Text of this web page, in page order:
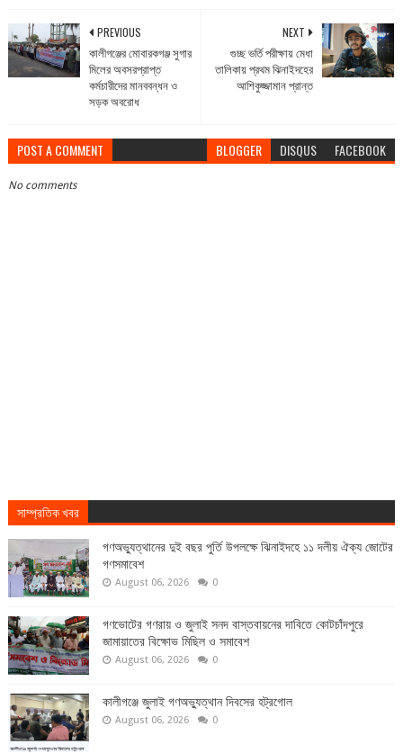
NEXT
গুচ্ছ ভর্তি পরীক্ষায় মেধা
তালিকায় প্রথম ঝিনাইদহের
আশিকুজ্জামান প্রান্ত
PREVIOUS
কালীগঞ্জের মোবারকগঞ্জ সুগার
মিলের অবসরপ্রাপ্ত
কর্মচারীদের মানববন্ধন ও
সড়ক অবরোধ
POST A COMMENT BLOGGER DISQUS FACEBOOK
No comments
সাম্প্রতিক খবর
গণঅভ্যুত্থানের দুই বছর পুর্তি উপলক্ষে ঝিনাইদহে ১১ দলীয় ঐক্য জোটের
গণসমাবেশ
August 06, 2026 0
গণভোটের গণরায় ও জুলাই সনদ বাস্তবায়নের দাবিতে কোটচাঁদপুরে
জামায়াতের বিক্ষোভ মিছিল ও সমাবেশ
August 06, 2026 0
কালীগঞ্জে জুলাই গণঅভ্যুত্থান দিবসের হট্রগোল
August 06, 2026 0